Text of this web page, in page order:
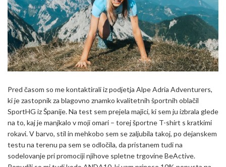
Pred časom so me kontaktirali iz podjetja Alpe Adria Adventurers,
ki je zastopnik za blagovno znamko kvalitetnih športnih oblačil
SportHG iz Španije. Na test sem prejela majici, ki sem ju izbrala glede
na to, kaj je manjkalo v moji omari – torej športne T-shirt s kratkimi
rokavi. V barvo, stil in mehkobo sem se zaljubila takoj, po dejanskem
testu na terenu pa sem se odločila, da pristanem tudi na
sodelovanje pri promociji njihove spletne trgovine BeActive.